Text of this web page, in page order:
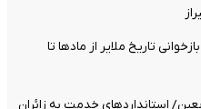
تاریخ ملایر از مادها تا
استانداردهای خدمت به زائران